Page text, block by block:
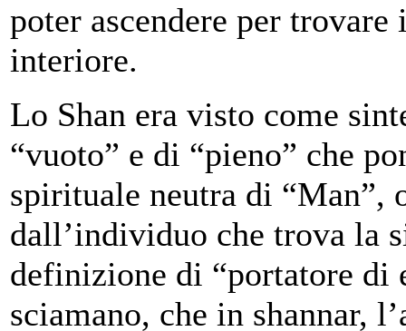
poter ascendere per
interiore.
Lo Shan era visto come
“vuoto” e di “pieno” che
spirituale neutra di “Man”,
dall’individuo che trova la
definizione di “portatore di
sciamano, che in shannar,